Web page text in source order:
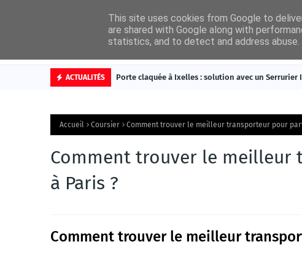
Accueil Catégories
ACTUALITÉS Porte claquée à Ixelles : solution avec un Serrurier
Accueil Coursier Comment trouver le meilleur transporteur pour
Comment trouver le
à Paris ?
Comment trouver le meilleur
This site uses cookies from Google to
are shared with Google along with
statistics, and to detect and address abuse.